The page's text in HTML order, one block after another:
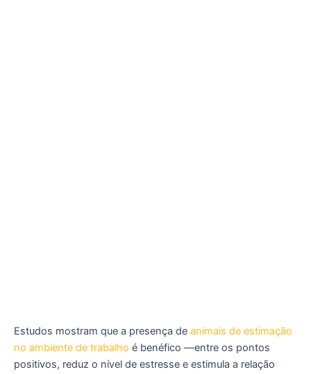
Estudos mostram que a presença de animais de estimação
no ambiente de trabalho é benéfico —entre os pontos
positivos, reduz o nível de estresse e estimula a relação